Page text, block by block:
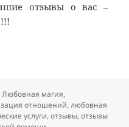
отзывы о вас –
Любовная магия,
отношений,любовная
услуги,отзывы,отзывы